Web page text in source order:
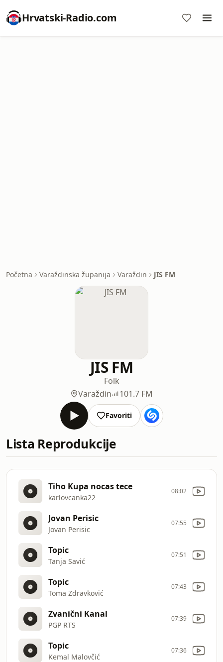
Hrvatski-Radio.com
Početna Varaždinska županija Varaždin JIS FM
JIS FM
Folk
Varaždin
101.7 FM
Favoriti
Lista Reprodukcije
Tiho Kupa nocas tece
karlovcanka22
08:02
Jovan Perisic
Jovan Perisic
07:55
Topic
Tanja Savić
07:51
Topic
Toma Zdravković
07:43
Zvanični Kanal
PGP RTS
07:39
Topic
Kemal Malovčić
07:36